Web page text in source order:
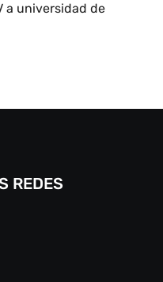
a universidad de
REDES